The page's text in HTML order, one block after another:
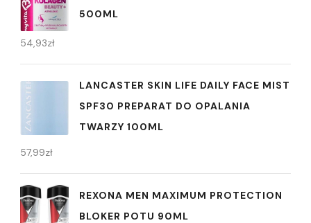
500ML
54,93zł
LANCASTER SKIN LIFE DAILY FACE MIST
SPF30 PREPARAT DO OPALANIA
TWARZY 100ML
57,99zł
REXONA MEN MAXIMUM PROTECTION
BLOKER POTU 90ML